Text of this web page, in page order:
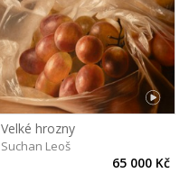
Velké hrozny
Suchan Leoš
65 000 Kč